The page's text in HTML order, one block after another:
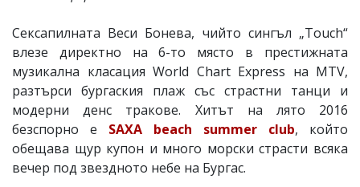
моля
сигнализирайте
Сексапилната Веси Бонева, чийто сингъл „Touch“
влезе директно на 6-то място в престижната
музикална класация World Chart Express на MTV,
разтърси бургаския плаж със страстни танци и
модерни денс тракове. Хитът на лято 2016
безспорно е SAXA beach summer club, който
обещава щур купон и много морски страсти всяка
вечер под звездното небе на Бургас.